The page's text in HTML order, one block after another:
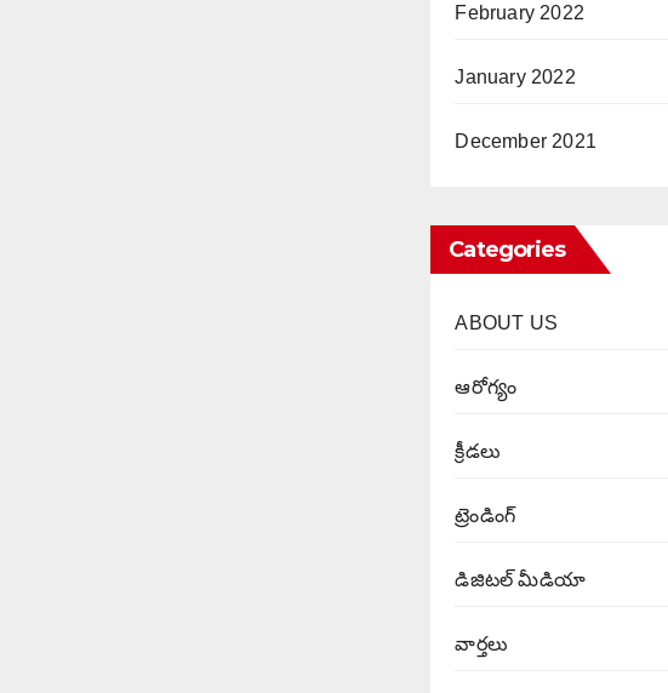
February 2022
January 2022
December 2021
Categories
ABOUT US
ఆరోగ్యం
క్రీడలు
ట్రెండింగ్
డిజిటల్ మీడియా
వార్త‌లు